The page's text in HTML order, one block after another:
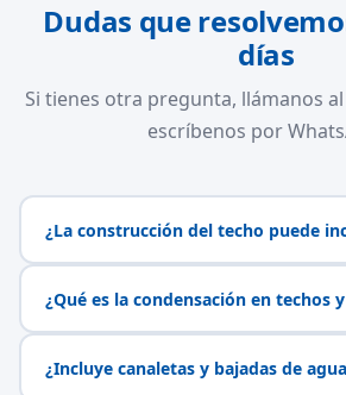
Dudas que
días
Si tienes otra pregunta, llámanos al
escríbenos por
¿La construcción del techo puede
¿Qué es la condensación en techos
¿Incluye canaletas y bajadas de